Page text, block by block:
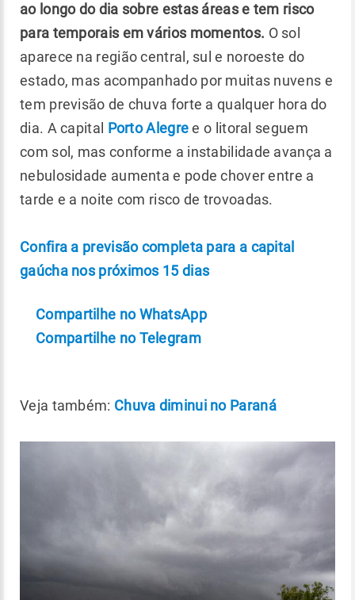
ao longo do dia sobre estas áreas e tem risco
para temporais em vários momentos. O sol
aparece na região central, sul e noroeste do
estado, mas acompanhado por muitas nuvens e
tem previsão de chuva forte a qualquer hora do
dia. A capital Porto Alegree o litoral seguem
com sol, mas conforme a instabilidade avança a
nebulosidade aumenta e pode chover entre a
tarde e a noite com risco de trovoadas.
Confira a previsão completa para a capital
gaúcha nos próximos 15 dias
Compartilhe no WhatsApp
Compartilhe no Telegram
Veja também: Chuva diminui no Paraná